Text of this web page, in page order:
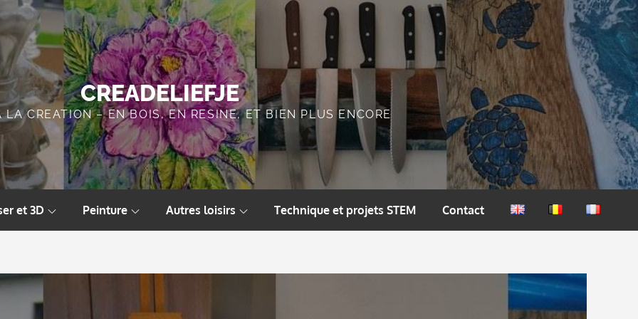
CREADELIEFJE
LA CREATION – EN BOIS, EN RESINE, ET BIEN PLUS ENCORE
et 3D Peinture Autres loisirs Technique et projets STEM Contact
EnglishNederlandsFrançais